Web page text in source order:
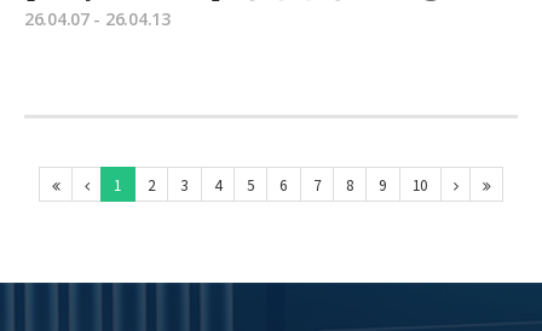
26.04.07 - 26.04.13
1 2 3 4 5 6 7 8 9 10